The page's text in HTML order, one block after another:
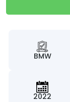
BMW
2022